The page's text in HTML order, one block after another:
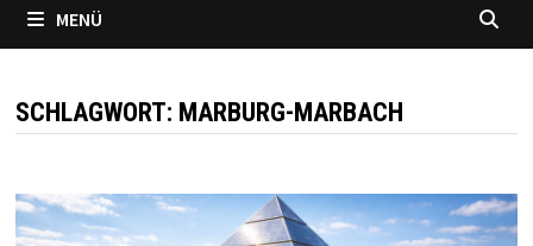
MENÜ
SCHLAGWORT: MARBURG-MARBACH